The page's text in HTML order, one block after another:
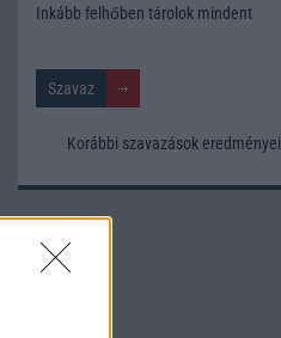
Inkább felhőben tárolok mindent
Korábbi szavazások eredményei